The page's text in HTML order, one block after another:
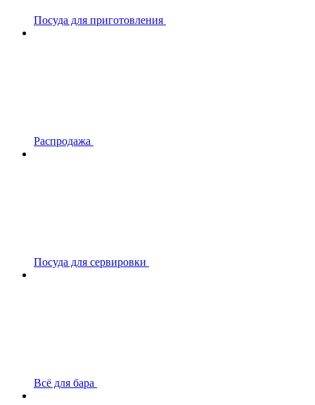
Посуда для приготовления
Распродажа
Посуда для сервировки
Всё для бара